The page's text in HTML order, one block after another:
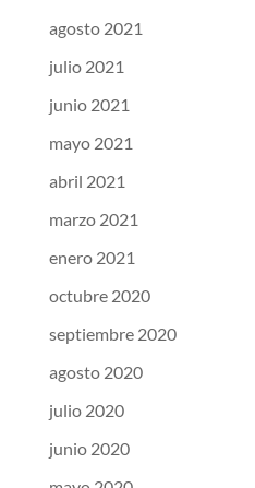
agosto 2021
julio 2021
junio 2021
mayo 2021
abril 2021
marzo 2021
enero 2021
octubre 2020
septiembre 2020
agosto 2020
julio 2020
junio 2020